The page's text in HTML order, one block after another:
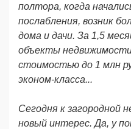
полтора, когда
послабления, возник
дома и дачи. За 1,5
объекты
стоимостью до 1 млн
эконом-класса...
Сегодня к загородной
новый интерес. Да, у